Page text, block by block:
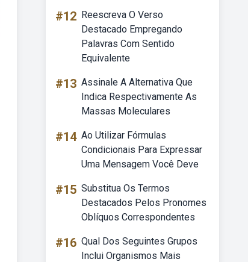
#12 Reescreva O Verso
Destacado Empregando
Palavras Com Sentido
Equivalente
#13 Assinale A Alternativa Que
Indica Respectivamente As
Massas Moleculares
#14 Ao Utilizar Fórmulas
Condicionais Para Expressar
Uma Mensagem Você Deve
#15 Substitua Os Termos
Destacados Pelos Pronomes
Oblíquos Correspondentes
#16 Qual Dos Seguintes Grupos
Inclui Organismos Mais